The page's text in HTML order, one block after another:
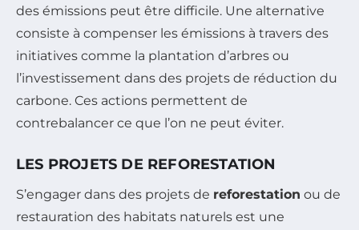
des émissions peut être difficile. Une alternative
consiste à compenser les émissions à travers des
initiatives comme la plantation d’arbres ou
l’investissement dans des projets de réduction du
carbone. Ces actions permettent de
contrebalancer ce que l’on ne peut éviter.
LES PROJETS DE REFORESTATION
S’engager dans des projets de reforestation ou de
restauration des habitats naturels est une